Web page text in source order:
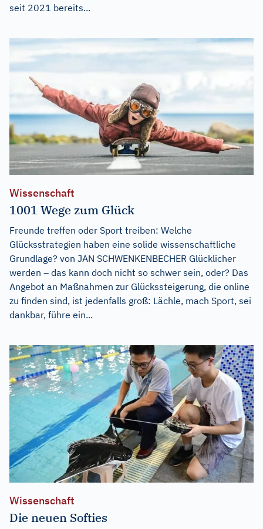
seit 2021 bereits...
Wissenschaft
1001 Wege zum Glück
Freunde treffen oder Sport treiben: Welche
Glücksstrategien haben eine solide wissenschaftliche
Grundlage? von JAN SCHWENKENBECHER Glücklicher
werden – das kann doch nicht so schwer sein, oder? Das
Angebot an Maßnahmen zur Glückssteigerung, die online
zu finden sind, ist jedenfalls groß: Lächle, mach Sport, sei
dankbar, führe ein...
Wissenschaft
Die neuen Softies